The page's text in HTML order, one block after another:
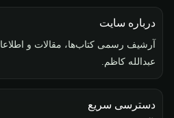
درباره سایت
آرشیف رسمی کتاب‌ها، مقالات و
عبدالله کاظم.
دسترسی سریع